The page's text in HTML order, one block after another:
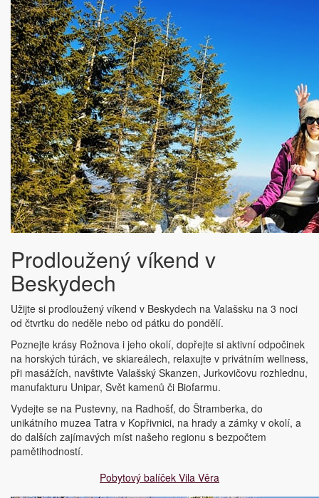
Prodloužený víkend v
Beskydech
Užijte si prodloužený víkend v Beskydech na Valašsku na 3 noci
od čtvrtku do neděle nebo od pátku do pondělí.
Poznejte krásy Rožnova i jeho okolí, dopřejte si aktivní odpočinek
na horských túrách, ve skiareálech, relaxujte v privátním wellness,
při masážích, navštivte Valašský Skanzen, Jurkovičovu rozhlednu,
manufakturu Unipar, Svět kamenů či Biofarmu.
Vydejte se na Pustevny, na Radhošť, do Štramberka, do
unikátního muzea Tatra v Kopřivnici, na hrady a zámky v okolí, a
do dalších zajímavých míst našeho regionu s bezpočtem
pamětihodností.
Pobytový balíček Vila Věra